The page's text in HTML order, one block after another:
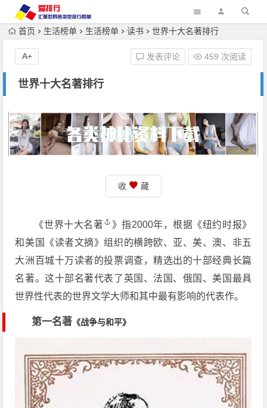
首页 生活榜单 生活榜单 读书 世界十大名著排行
世界十大名著排行
发表评论 459 次阅读
A+
收 藏
《世界十大名著
》指2000年，根据《纽约时报》
和美国《读者文摘》组织的横跨欧、亚、美、澳、非五
大洲百城十万读者的投票调查，精选出的十部经典长篇
名著。这十部名著代表了英国、法国、俄国、美国最具
世界性代表的世界文学大师和其中最有影响的代表作。
第一名著 《战争与和平》